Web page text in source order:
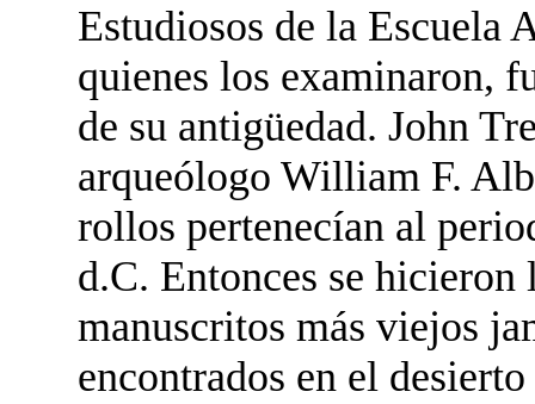
Estudiosos de la Escuela
quienes los examinaron,
de su antigüedad. John
arqueólogo William F.
rollos pertenecían al
d.C. Entonces se
manuscritos más viejos
encontrados en el desierto